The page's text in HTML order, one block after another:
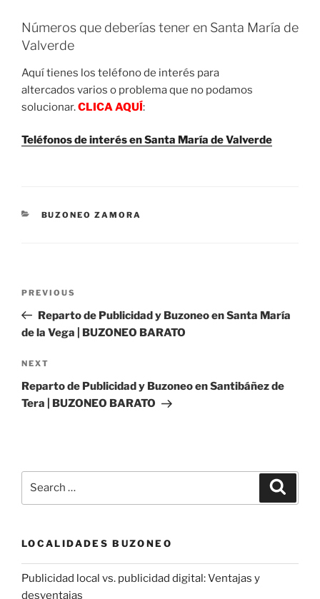
Números que deberías tener en Santa María de
Valverde
Aquí tienes los teléfono de interés para
altercados varios o problema que no podamos
solucionar.CLICA AQUÍ:
Teléfonos de interés en Santa María de Valverde
CATEGORIES
BUZONEO ZAMORA
Previous
Post
PREVIOUS
Reparto de Publicidad y Buzoneo en Santa María
de la Vega | BUZONEO BARATO
Next
Post
NEXT
Reparto de Publicidad y Buzoneo en Santibáñez de
Tera | BUZONEO BARATO
LOCALIDADES BUZONEO
Publicidad local vs. publicidad digital: Ventajas y
desventajas